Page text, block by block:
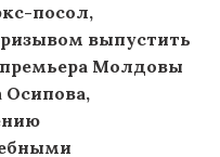
посол,
выпустить
Молдовы
Осипова,